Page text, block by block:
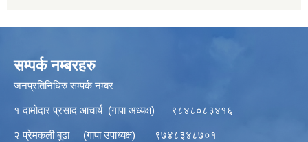
सम्पर्क नम्बरहरु
जनप्रतिनिधिरु सम्पर्क नम्बर
१ दामोदार प्रसाद आचार्य (गापा अध्यक्ष) ९८४८०८३४१६
२ प्रेमकली बुढा (गापा उपाध्यक्ष) ९७४८३४८७०१